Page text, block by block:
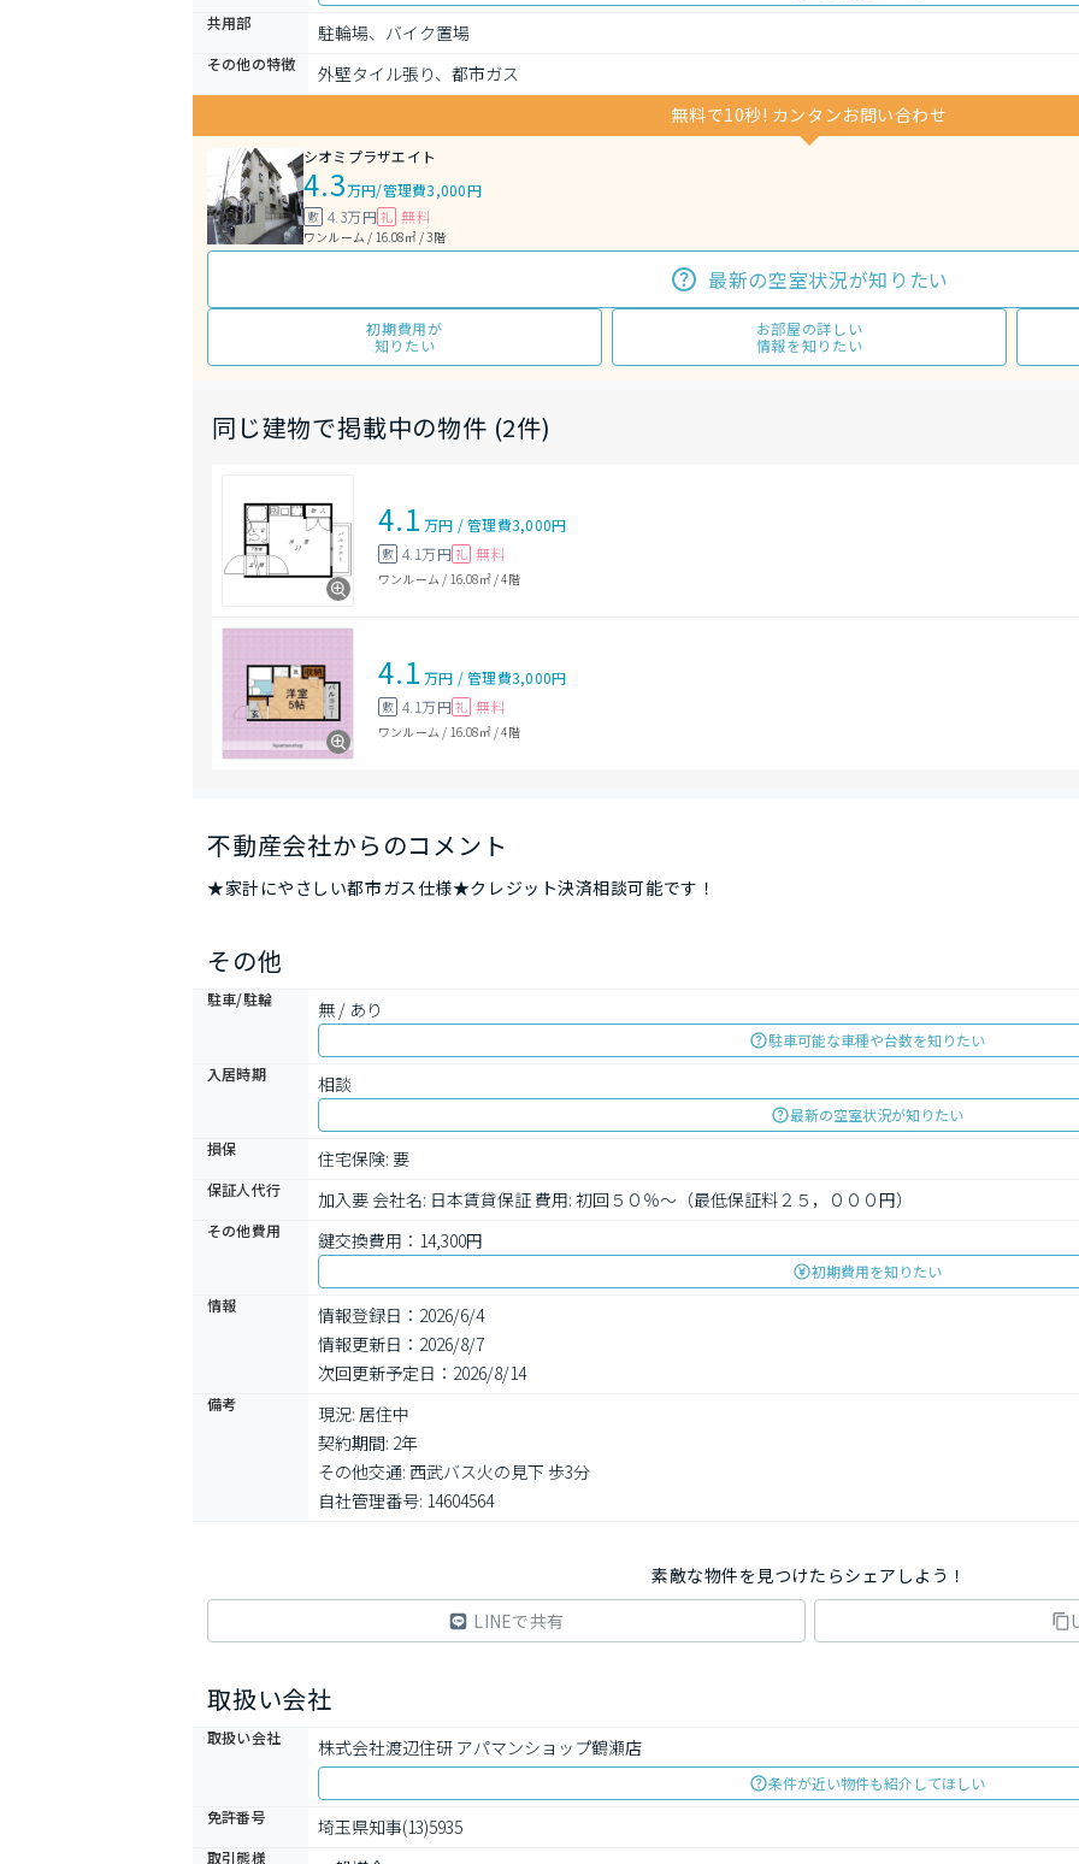
共用部
駐輪場、バイク置場
その他の特徴
外壁タイル張り、都市ガス
無料で10秒! カンタンお問い合わせ
シオミプラザエイト
4.3万円/管理費3,000円
敷 4.3万円 礼 無料
ワンルーム / 16.08㎡ / 3階
最新の空室状況が知りたい
初期費用が
知りたい
お部屋の詳しい
情報を知りたい
同じ建物で掲載中の物件 (2件)
4.1 万円 /管理費3,000円
敷 4.1万円 礼 無料
ワンルーム / 16.08㎡/4階
4.1 万円 /管理費3,000円
敷 4.1万円 礼 無料
ワンルーム / 16.08㎡/4階
不動産会社からのコメント
★家計にやさしい都市ガス仕様★クレジット決済相談可能です！
その他
駐車/駐輪 無 / あり
駐車可能な車種や台数を知りたい
入居時期
相談
最新の空室状況が知りたい
損保
住宅保険: 要
保証人代行 加入要 会社名: 日本賃貸保証 費用: 初回５０％～（最低保証料２５，０００円）
その他費用 鍵交換費用：14,300円
初期費用を知りたい
情報
情報登録日：2026/6/4
情報更新日：2026/8/7
次回更新予定日：2026/8/14
備考
現況: 居住中
契約期間: 2年
その他交通: 西武バス火の見下 歩3分
自社管理番号: 14604564
素敵な物件を見つけたらシェアしよう！
LINEで共有
取扱い会社
取扱い会社 株式会社渡辺住研 アパマンショップ鶴瀬店
条件が近い物件も紹介してほしい
免許番号
埼玉県知事(13)5935
取引態様